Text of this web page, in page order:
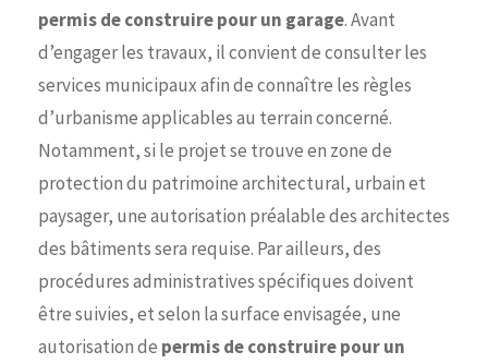
permis de construire pour un garage. Avant
d’engager les travaux, il convient de consulter les
services municipaux afin de connaître les règles
d’urbanisme applicables au terrain concerné.
Notamment, si le projet se trouve en zone de
protection du patrimoine architectural, urbain et
paysager, une autorisation préalable des architectes
des bâtiments sera requise. Par ailleurs, des
procédures administratives spécifiques doivent
être suivies, et selon la surface envisagée, une
autorisation de permis de construire pour un